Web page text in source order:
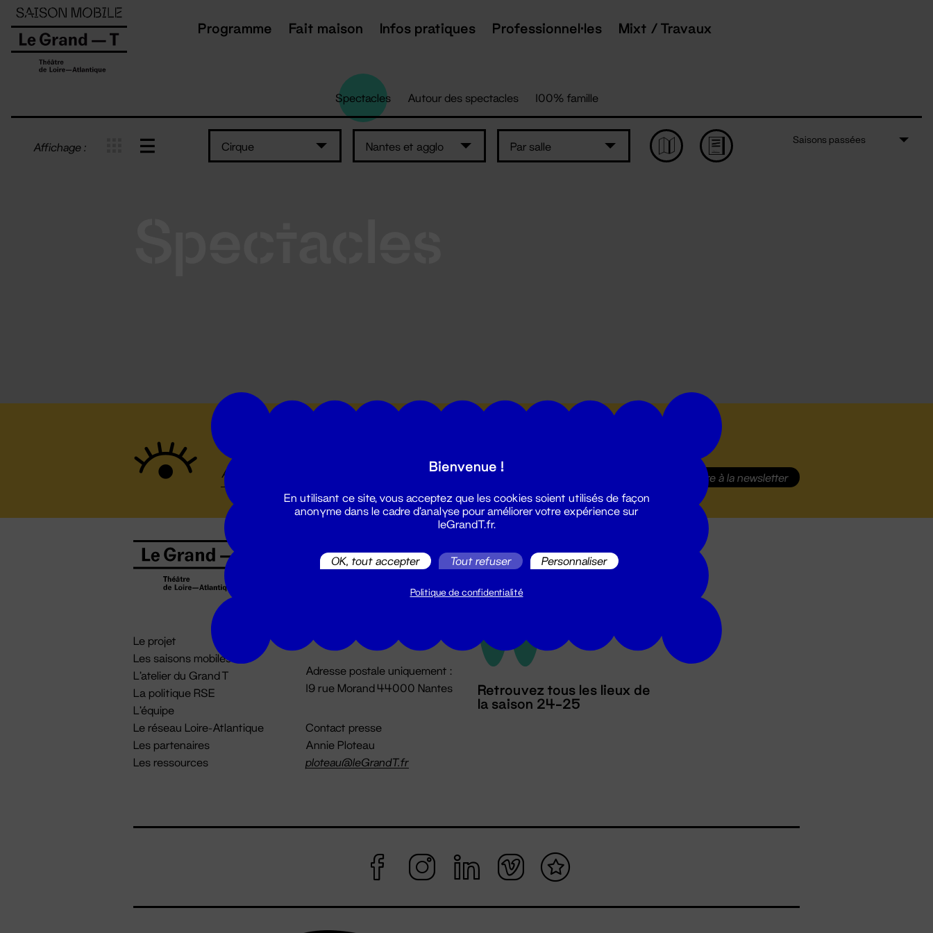
Programme Fait maison Infos pratiques Professionnel·les Mixt / Travaux
Spectacles Autour des spectacles 100% famille
Affichage : Cirque Nantes et agglo Par salle
Saisons passées
S'inscrire à la newsletter
Le projet
Les saisons mobiles
L'atelier du Grand T
La politique RSE
L'équipe
Le réseau Loire-Atlantique
Les partenaires
Les ressources
02 51 88 25 25
Du lundi au vendredi 14h → 18h
Adresse postale uniquement :
19 rue Morand 44000 Nantes
Contact presse
Annie Ploteau
ploteau@leGrandT.fr
Retrouvez tous les lieux de
la saison 24-25
Panneau de gestion des cookies
Bienvenue !
En utilisant ce site, vous acceptez que les cookies soient utilisés de façon
anonyme dans le cadre d'analyse pour améliorer votre expérience sur
leGrandT.fr.
OK, tout accepter Tout refuser Personnaliser
Politique de confidentialité